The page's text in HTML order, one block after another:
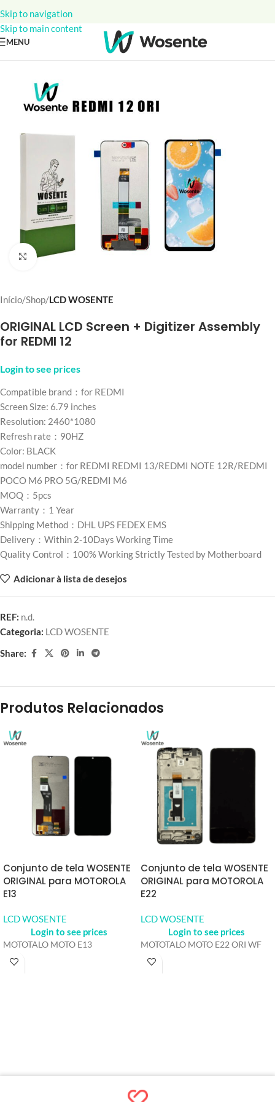
Skip to navigation
Skip to main content
MENU
Click to enlarge
Início Shop LCD WOSENTE
ORIGINAL LCD Screen + Digitizer Assembly
for REDMI 12
Login to see prices
Compatible brand：for REDMI
Screen Size: 6.79 inches
Resolution: 2460*1080
Refresh rate：90HZ
Color: BLACK
model number：for REDMI REDMI 13/REDMI NOTE 12R/REDMI
POCO M6 PRO 5G/REDMI M6
MOQ：5pcs
Warranty：1 Year
Shipping Method：DHL UPS FEDEX EMS
Delivery：Within 2-10Days Working Time
Quality Control：100% Working Strictly Tested by Motherboard
Adicionar à lista de desejos
REF: n.d.
Categoria: LCD WOSENTE
Share:
Produtos Relacionados
Conjunto de tela WOSENTE
ORIGINAL para MOTOROLA
E13
LCD WOSENTE
Login to see prices
MOTOTALO MOTO E13
Conjunto de tela WOSENTE
ORIGINAL para MOTOROLA
E22
LCD WOSENTE
Login to see prices
MOTOTALO MOTO E22 ORI WF